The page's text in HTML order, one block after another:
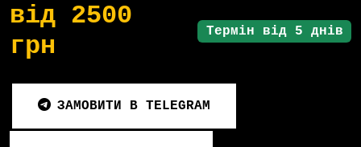
від 2500
грн
Термін від 5 днів
ЗАМОВИТИ В TELEGRAM